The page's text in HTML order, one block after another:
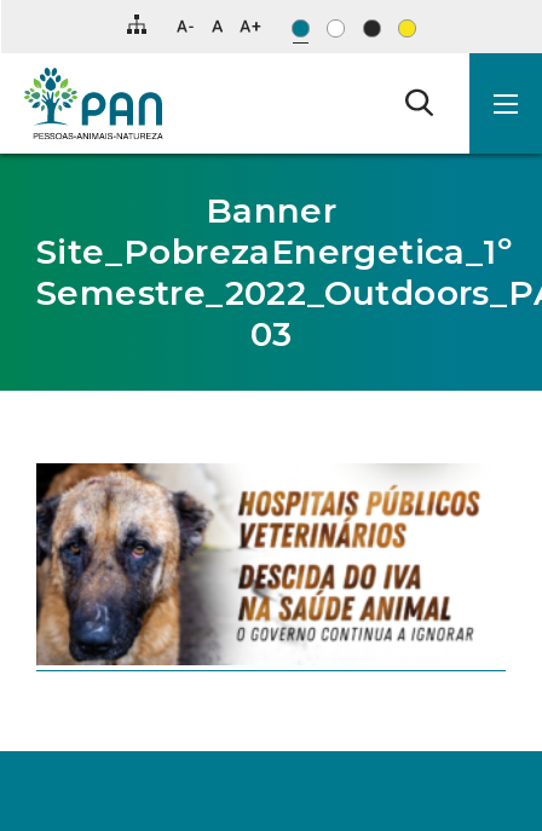
para
conteúdo
principal
da
Banner
Site_PobrezaEnergetica_1º
03